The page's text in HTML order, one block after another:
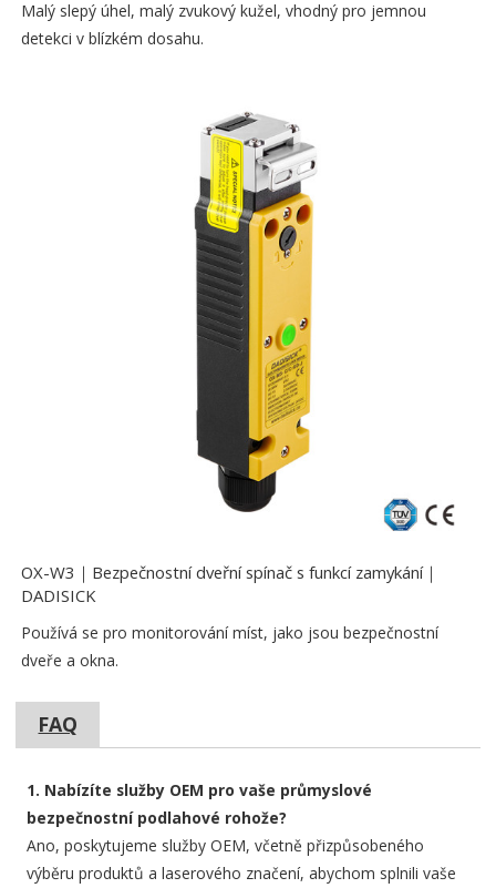
Malý slepý úhel, malý zvukový kužel, vhodný pro jemnou
detekci v blízkém dosahu.
OX-W3｜Bezpečnostní dveřní spínač s funkcí zamykání｜
DADISICK
Používá se pro monitorování míst, jako jsou bezpečnostní
dveře a okna.
FAQ
1. Nabízíte služby OEM pro vaše průmyslové
bezpečnostní podlahové rohože?
Ano, poskytujeme služby OEM, včetně přizpůsobeného
výběru produktů a laserového značení, abychom splnili vaše